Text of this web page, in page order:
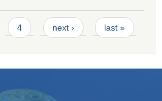
4 next › last »